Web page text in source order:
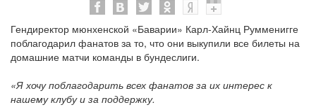
Гендиректор мюнхенской «Баварии» Карл-Хайнц Румменигге
поблагодарил фанатов за то, что они выкупили все билеты на
домашние матчи команды в бундеслиги.
«Я хочу поблагодарить всех фанатов за их интерес к
нашему клубу и за поддержку.